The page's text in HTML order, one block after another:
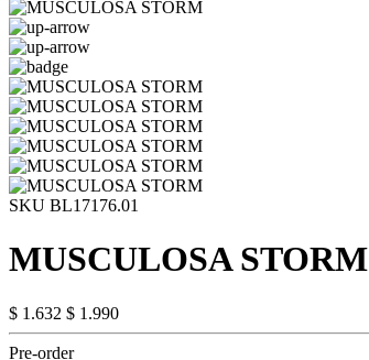
SKU BL17176.01
MUSCULOSA STORM
$ 1.632 $ 1.990
Pre-order